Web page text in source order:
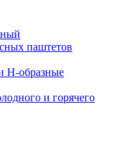
паштетов
H-образные
и горячего